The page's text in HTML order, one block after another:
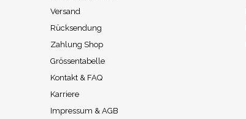
Versand
Rücksendung
Zahlung Shop
Grössentabelle
Kontakt & FAQ
Karriere
Impressum & AGB